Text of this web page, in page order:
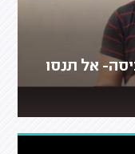
אל תנסו